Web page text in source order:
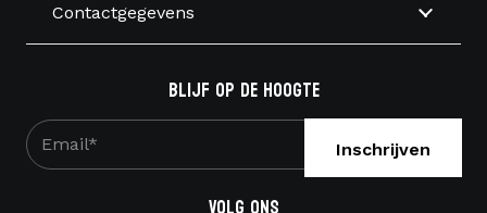
Contactgegevens
Blijf op de hoogte
E-
mailadres